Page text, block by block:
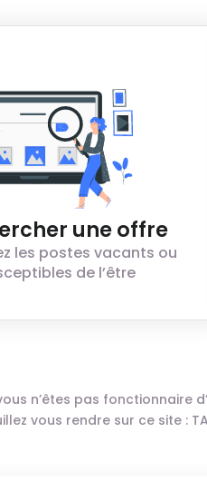
une offre
les postes vacants ou
de l’être
n’êtes pas fonctionnaire
vous rendre sur ce site :